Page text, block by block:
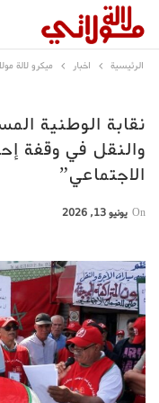
الرئيسية اخبار ميكرو لالة
نقابة الوطنية
والنقل في وقفة
الاجتماعي”
On يونيو 13, 2026